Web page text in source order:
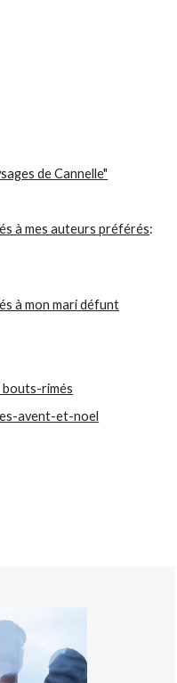
de Cannelle"
à mes auteurs préférés:
à mon mari défunt
bouts-rimés
avent-et-noel